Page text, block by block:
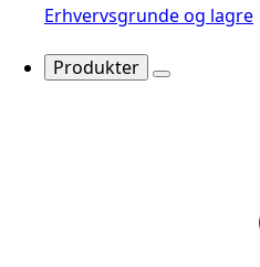
Erhvervsgrunde og lagre
Produkter